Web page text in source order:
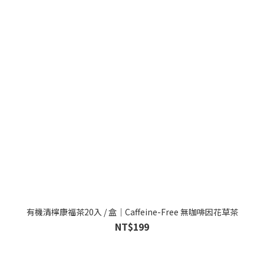
有機清檸康福茶20入 / 盒｜Caffeine-Free 無咖啡因花草茶
NT$199